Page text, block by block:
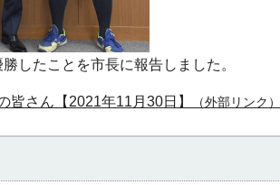
したことを市長に報告しました。
さん【2021年11月30日】 （外部リンク）